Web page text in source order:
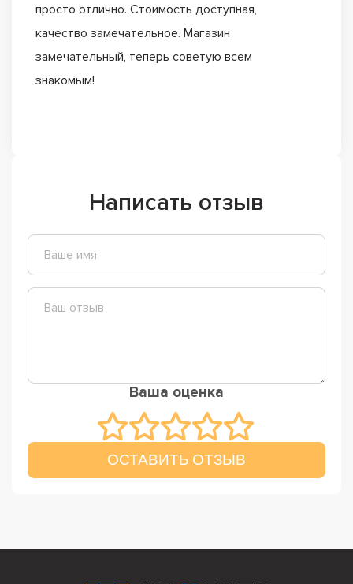
просто отлично. Стоимость доступная,
качество замечательное. Магазин
замечательный, теперь советую всем
знакомым!
Написать отзыв
Ваша оценка
ОСТАВИТЬ ОТЗЫВ